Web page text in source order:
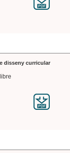
disseny curricular